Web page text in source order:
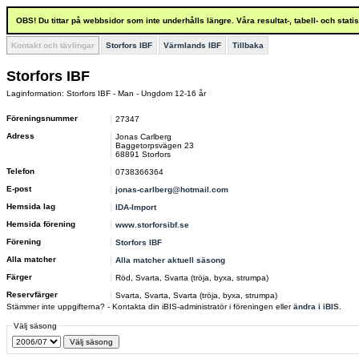
OBS! Du tittar på webbsidor som inte underhålls längre. Våra resultat-, tabell- och
Kontakt och tävlingar Storfors IBF Värmlands IBF Tillbaka
Storfors IBF
Laginformation: Storfors IBF - Man - Ungdom 12-16 år
Föreningsnummer
27347
Adress
Jonas Carlberg
Baggetorpsvägen 23
68891 Storfors
Telefon
0738366364
E-post
jonas-carlberg@hotmail.com
Hemsida lag
IDA-Import
Hemsida förening
www.storforsibf.se
Förening
Storfors IBF
Alla matcher
Alla matcher aktuell säsong
Färger
Röd, Svarta, Svarta (tröja, byxa, strumpa)
Reservfärger
Svarta, Svarta, Svarta (tröja, byxa, strumpa)
Stämmer inte uppgifterna? - Kontakta din iBIS-administratör i föreningen ellerändra i iBIS
Välj säsong